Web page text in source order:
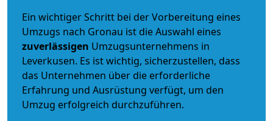
Ein wichtiger Schritt bei der Vorbereitung eines
Umzugs nach Gronau ist die Auswahl eines
zuverlässigen Umzugsunternehmens in
Leverkusen. Es ist wichtig, sicherzustellen, dass
das Unternehmen über die erforderliche
Erfahrung und Ausrüstung verfügt, um den
Umzug erfolgreich durchzuführen.